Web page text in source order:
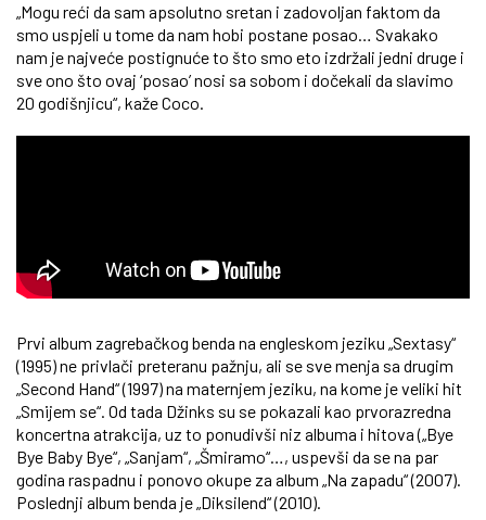
„Mogu reći da sam apsolutno sretan i zadovoljan faktom da
smo uspjeli u tome da nam hobi postane posao… Svakako
nam je najveće postignuće to što smo eto izdržali jedni druge i
sve ono što ovaj ‘posao’ nosi sa sobom i dočekali da slavimo
20 godišnjicu“, kaže Coco.
Prvi album zagrebačkog benda na engleskom jeziku „Sextasy“
(1995) ne privlači preteranu pažnju, ali se sve menja sa drugim
„Second Hand“ (1997) na maternjem jeziku, na kome je veliki hit
„Smijem se“. Od tada Džinks su se pokazali kao prvorazredna
koncertna atrakcija, uz to ponudivši niz albuma i hitova („Bye
Bye Baby Bye“, „Sanjam“, „Šmiramo“…, uspevši da se na par
godina raspadnu i ponovo okupe za album „Na zapadu“ (2007).
Poslednji album benda je „Diksilend“ (2010).